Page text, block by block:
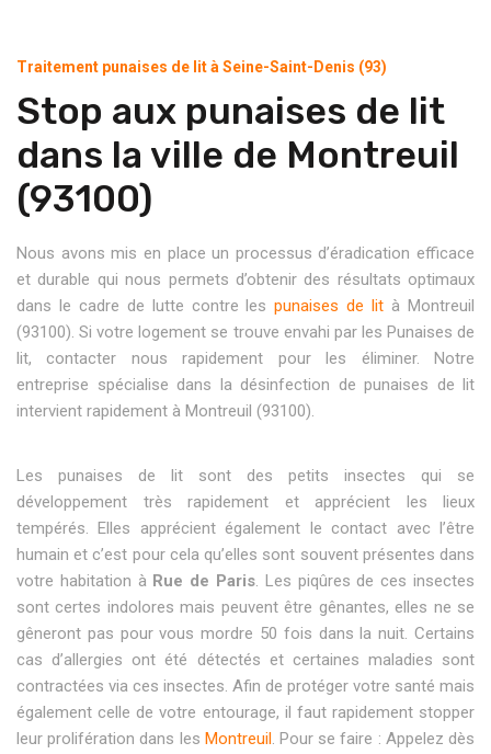
Traitement punaises de lit à Seine-Saint-Denis (93)
Stop aux punaises de lit
dans la ville de Montreuil
(93100)
Nous avons mis en place un processus d’éradication efficace
et durable qui nous permets d’obtenir des résultats optimaux
dans le cadre de lutte contre lespunaises de lit à Montreuil
(93100). Si votre logement se trouve envahi par les Punaises de
lit, contacter nous rapidement pour les éliminer. Notre
entreprise spécialise dans la désinfection de punaises de lit
intervient rapidement à Montreuil (93100).
Les punaises de lit sont des petits insectes qui se
développement très rapidement et apprécient les lieux
tempérés. Elles apprécient également le contact avec l’être
humain et c’est pour cela qu’elles sont souvent présentes dans
votre habitation à Rue de Paris. Les piqûres de ces insectes
sont certes indolores mais peuvent être gênantes, elles ne se
gêneront pas pour vous mordre 50 fois dans la nuit. Certains
cas d’allergies ont été détectés et certaines maladies sont
contractées via ces insectes. Afin de protéger votre santé mais
également celle de votre entourage, il faut rapidement stopper
leur prolifération dans les Montreuil. Pour se faire : Appelez dès